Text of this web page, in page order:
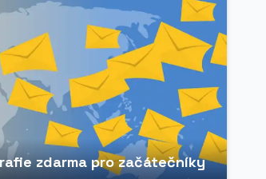
zdarma pro začátečníky